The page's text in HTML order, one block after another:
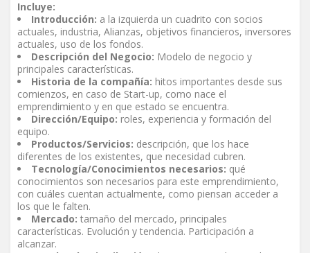
Incluye:
Introducción: a la izquierda un cuadrito con socios
actuales, industria, Alianzas, objetivos financieros, inversores
actuales, uso de los fondos.
Descripción del Negocio: Modelo de negocio y
principales características.
Historia de la compañía: hitos importantes desde sus
comienzos, en caso de Start-up, como nace el
emprendimiento y en que estado se encuentra.
Dirección/Equipo: roles, experiencia y formación del
equipo.
Productos/Servicios: descripción, que los hace
diferentes de los existentes, que necesidad cubren.
Tecnología/Conocimientos necesarios: qué
conocimientos son necesarios para este emprendimiento,
con cuáles cuentan actualmente, como piensan acceder a
los que le falten.
Mercado: tamaño del mercado, principales
características. Evolución y tendencia. Participación a
alcanzar.